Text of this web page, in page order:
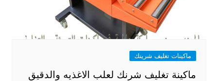
ماكينات تغليف شرينك
ماكينة تغليف شرنك لعلب الاغذيه والدقيق